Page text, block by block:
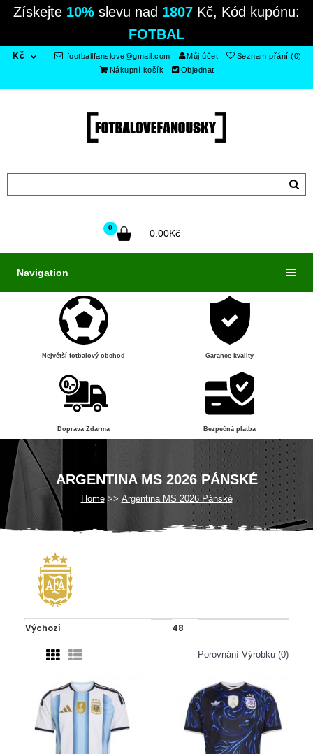
Získejte 10% slevu nad 1807 Kč, Kód kupónu:
FOTBAL
Kč footballfanslove@gmail.com Můj účet
Seznam přání (0)
Nákupní košík
Objednat
0
0.00Kč
Navigation
Největší fotbalový obchod Garance kvality
Doprava Zdarma Bezpečná platba
ARGENTINA MS 2026 PÁNSKÉ
Home Argentina MS 2026 Pánské
Porovnání Výrobku (0)